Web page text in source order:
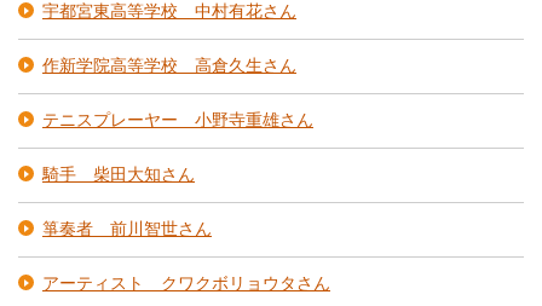
宇都宮東高等学校 中村有花さん
作新学院高等学校 高倉久生さん
テニスプレーヤー 小野寺重雄さん
騎手 柴田大知さん
箏奏者 前川智世さん
アーティスト クワクボリョウタさん